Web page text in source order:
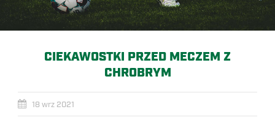
CIEKAWOSTKI PRZED MECZEM Z
CHROBRYM
18 wrz 2021